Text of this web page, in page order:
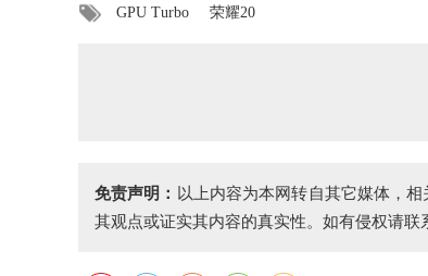
GPU Turbo 荣耀20
免责声明： 以上内容为本网转自其它媒体，
其观点或证实其内容的真实性。如有侵权请联